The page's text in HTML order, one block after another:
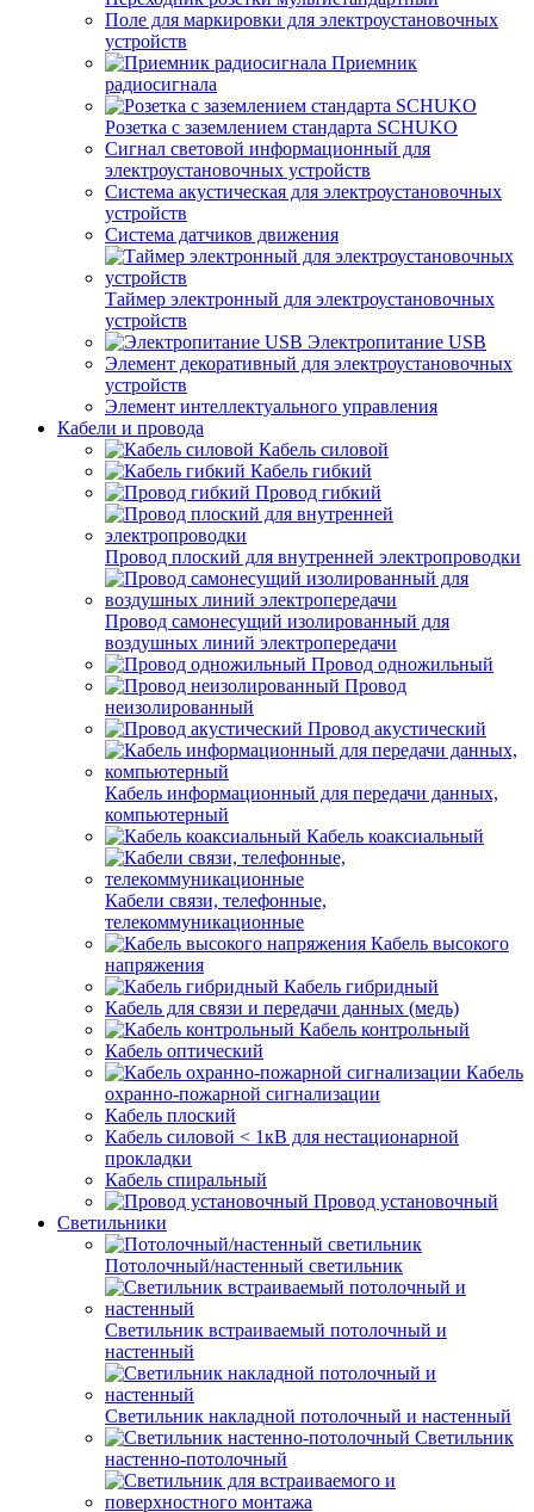
Поле для маркировки для электроустановочных
устройств
Приемник
радиосигнала
Розетка с заземлением стандарта SCHUKO
Сигнал световой информационный для
электроустановочных устройств
Система акустическая для электроустановочных
устройств
Система датчиков движения
Таймер электронный для электроустановочных
устройств
Электропитание USB
Элемент декоративный для электроустановочных
устройств
Элемент интеллектуального управления
Кабели и провода
Кабель силовой
Кабель гибкий
Провод гибкий
Провод плоский для внутренней электропроводки
Провод самонесущий изолированный для
воздушных линий электропередачи
Провод одножильный
Провод
неизолированный
Провод акустический
Кабель информационный для передачи данных,
компьютерный
Кабель коаксиальный
Кабели связи, телефонные,
телекоммуникационные
Кабель высокого
напряжения
Кабель гибридный
Кабель для связи и передачи данных (медь)
Кабель контрольный
Кабель оптический
Кабель
охранно-пожарной сигнализации
Кабель плоский
Кабель силовой < 1кВ для нестационарной
прокладки
Кабель спиральный
Провод установочный
Светильники
Потолочный/настенный светильник
Светильник встраиваемый потолочный и
настенный
Светильник накладной потолочный и настенный
Светильник
настенно-потолочный